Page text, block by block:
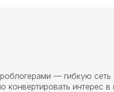
— гибкую
интерес в